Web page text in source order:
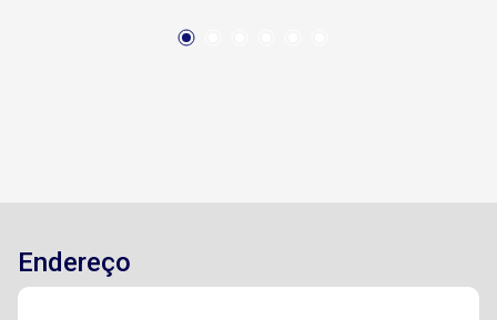
acesso ao Centro Em torno de 8 minutos do
Endereço